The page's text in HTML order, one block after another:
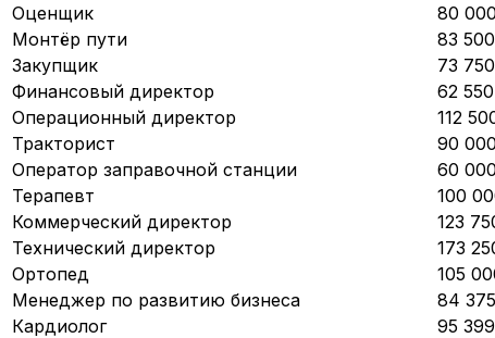
Оценщик
80
Монтёр пути
83
Закупщик
73
Финансовый директор
62
Операционный директор
112
Тракторист
90
Оператор заправочной станции
60
Терапевт
100
Коммерческий директор
123
Технический директор
173
Ортопед
105
Менеджер по развитию бизнеса
84
Кардиолог
95